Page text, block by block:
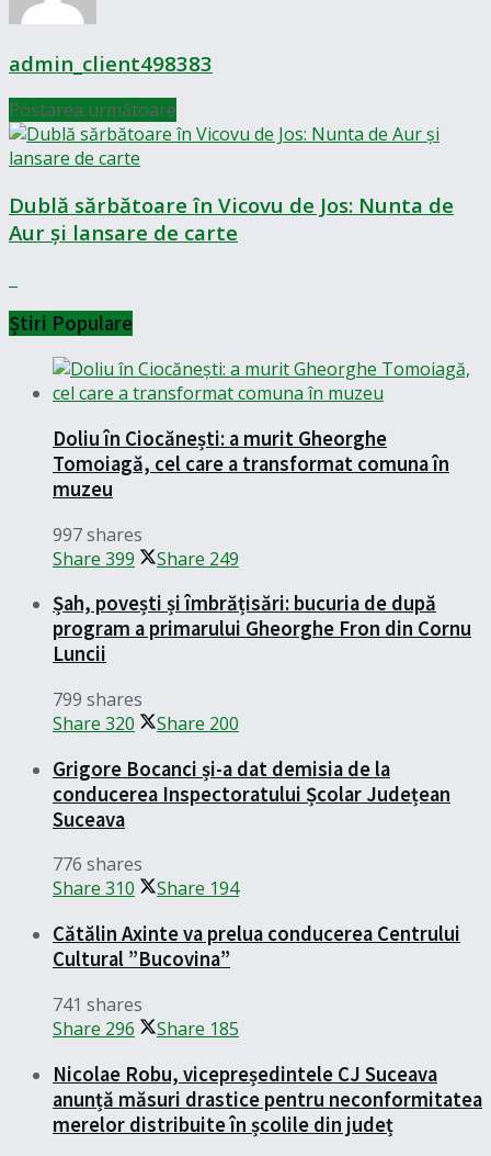
admin_client498383
Postarea următoare
Dublă sărbătoare în Vicovu de Jos: Nunta de
Aur și lansare de carte
Știri Populare
Doliu în Ciocănești: a murit Gheorghe
Tomoiagă, cel care a transformat comuna în
muzeu
997 shares
Share 399 Share 249
Șah, povești și îmbrățisări: bucuria de după
program a primarului Gheorghe Fron din Cornu
Luncii
799 shares
Share 320 Share 200
Grigore Bocanci și-a dat demisia de la
conducerea Inspectoratului Școlar Județean
Suceava
776 shares
Share 310 Share 194
Cătălin Axinte va prelua conducerea Centrului
Cultural ”Bucovina”
741 shares
Share 296 Share 185
Nicolae Robu, vicepreședintele CJ Suceava
anunță măsuri drastice pentru neconformitatea
merelor distribuite în școlile din județ